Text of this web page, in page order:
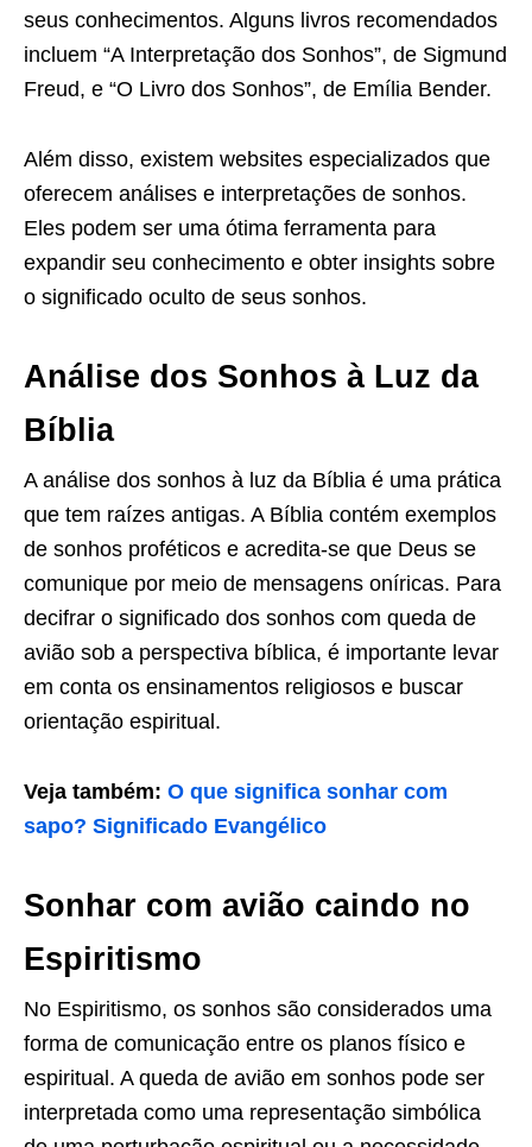
seus conhecimentos. Alguns livros recomendados
incluem “A Interpretação dos Sonhos”, de Sigmund
Freud, e “O Livro dos Sonhos”, de Emília Bender.
Além disso, existem websites especializados que
oferecem análises e interpretações de sonhos.
Eles podem ser uma ótima ferramenta para
expandir seu conhecimento e obter insights sobre
o significado oculto de seus sonhos.
Análise dos Sonhos à Luz da
Bíblia
A análise dos sonhos à luz da Bíblia é uma prática
que tem raízes antigas. A Bíblia contém exemplos
de sonhos proféticos e acredita-se que Deus se
comunique por meio de mensagens oníricas. Para
decifrar o significado dos sonhos com queda de
avião sob a perspectiva bíblica, é importante levar
em conta os ensinamentos religiosos e buscar
orientação espiritual.
Veja também: O que significa sonhar com
sapo? Significado Evangélico
Sonhar com avião caindo no
Espiritismo
No Espiritismo, os sonhos são considerados uma
forma de comunicação entre os planos físico e
espiritual. A queda de avião em sonhos pode ser
interpretada como uma representação simbólica